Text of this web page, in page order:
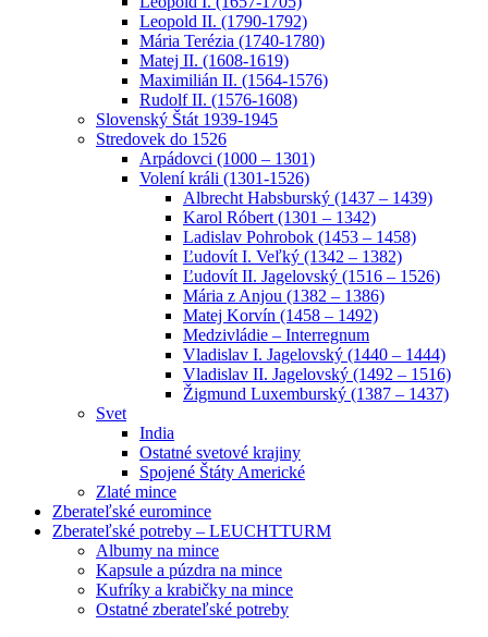
Leopold II. (1790-1792)
Mária Terézia (1740-1780)
Matej II. (1608-1619)
Maximilián II. (1564-1576)
Rudolf II. (1576-1608)
Slovenský Štát 1939-1945
Stredovek do 1526
Arpádovci (1000 – 1301)
Volení králi (1301-1526)
Albrecht Habsburský (1437 – 1439)
Karol Róbert (1301 – 1342)
Ladislav Pohrobok (1453 – 1458)
Ľudovít I. Veľký (1342 – 1382)
Ľudovít II. Jagelovský (1516 – 1526)
Mária z Anjou (1382 – 1386)
Matej Korvín (1458 – 1492)
Medzivládie – Interregnum
Vladislav I. Jagelovský (1440 – 1444)
Vladislav II. Jagelovský (1492 – 1516)
Žigmund Luxemburský (1387 – 1437)
Svet
India
Ostatné svetové krajiny
Spojené Štáty Americké
Zlaté mince
Zberateľské euromince
Zberateľské potreby – LEUCHTTURM
Albumy na mince
Kapsule a púzdra na mince
Kufríky a krabičky na mince
Ostatné zberateľské potreby